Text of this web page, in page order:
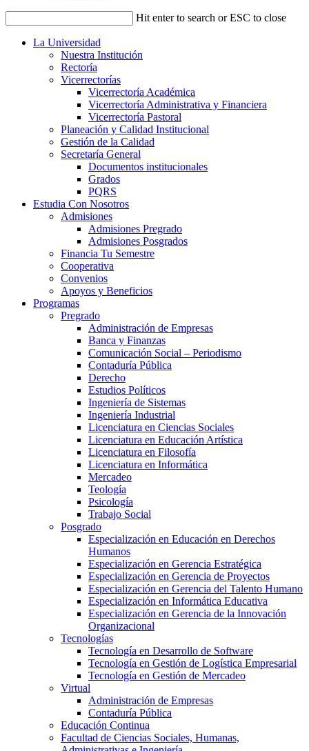
Hit enter to search or ESC to close
La Universidad
Nuestra Institución
Rectoría
Vicerrectorías
Vicerrectoría Académica
Vicerrectoría Administrativa y Financiera
Vicerrectoría Pastoral
Planeación y Calidad Institucional
Gestión de la Calidad
Secretaría General
Documentos institucionales
Grados
PQRS
Estudia Con Nosotros
Admisiones
Admisiones Pregrado
Admisiones Posgrados
Financia Tu Semestre
Cooperativa
Convenios
Apoyos y Beneficios
Programas
Pregrado
Administración de Empresas
Banca y Finanzas
Comunicación Social – Periodismo
Contaduría Pública
Derecho
Estudios Políticos
Ingeniería de Sistemas
Ingeniería Industrial
Licenciatura en Ciencias Sociales
Licenciatura en Educación Artística
Licenciatura en Filosofía
Licenciatura en Informática
Mercadeo
Teología
Psicología
Trabajo Social
Posgrado
Especialización en Educación en Derechos
Humanos
Especialización en Gerencia Estratégica
Especialización en Gerencia de Proyectos
Especialización en Gerencia del Talento Humano
Especialización en Informática Educativa
Especialización en Gerencia de la Innovación
Organizacional
Tecnologías
Tecnología en Desarrollo de Software
Tecnología en Gestión de Logística Empresarial
Tecnología en Gestión de Mercadeo
Virtual
Administración de Empresas
Contaduría Pública
Educación Continua
Facultad de Ciencias Sociales, Humanas,